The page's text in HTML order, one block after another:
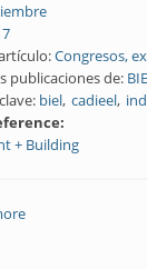
Congresos,
publicaciones de:
biel cadieel
+ Building
about Congresos